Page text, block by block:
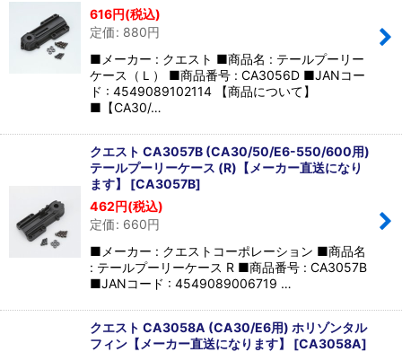
616円(税込)
定価: 880円
■メーカー : クエスト ■商品名 : テールプーリー
ケース（Ｌ） ■商品番号 : CA3056D ■JANコー
ド : 4549089102114 【商品について】
■【CA30/…
クエスト CA3057B (CA30/50/E6-550/600用)
テールプーリーケース (R)【メーカー直送になり
ます】
[CA3057B]
462円(税込)
定価: 660円
■メーカー : クエストコーポレーション ■商品名
: テールプーリーケース R ■商品番号 : CA3057B
■JANコード : 4549089006719 …
クエスト CA3058A (CA30/E6用) ホリゾンタル
フィン【メーカー直送になります】
[CA3058A]